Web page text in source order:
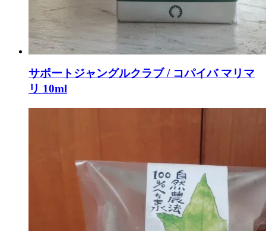
サポートジャングルクラブ / コパイバ マリマ
リ 10ml